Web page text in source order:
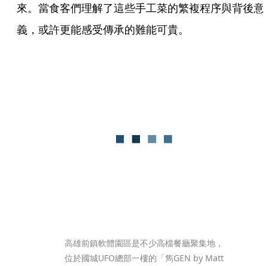
來。當食客們理解了這些手工菜的繁複程序與背後意
義，或許更能感受傳承的難能可貴。
高雄前鎮軟體園區是不少高檔餐廳聚集地，
位於國城UFO總部一樓的「雋GEN by Matt